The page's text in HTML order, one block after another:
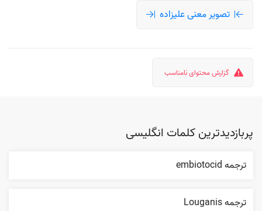
تصویر معنی علیزاده
گزارش محتوای نامناسب
پربازدیدترین کلمات انگلیسی
ترجمه embiotocid
ترجمه Louganis